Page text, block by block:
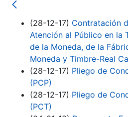
Erakutsi/Ezkutatu
(28-12-17) Contratación
Atención al Público en la
de la Moneda, de la
Moneda y Timbre-Real
(28-12-17) Pliego de
(PCP)
(28-12-17) Pliego de
(PCT)